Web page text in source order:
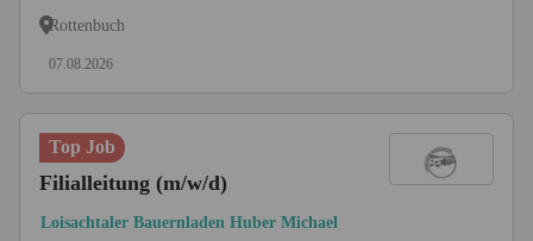
Rottenbuch
07.08.2026
Top Job
Filialleitung (m/w/d)
Loisachtaler Bauernladen Huber Michael